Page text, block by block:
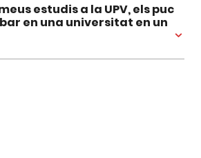
estudis a la UPV, els puc
en una universitat en un